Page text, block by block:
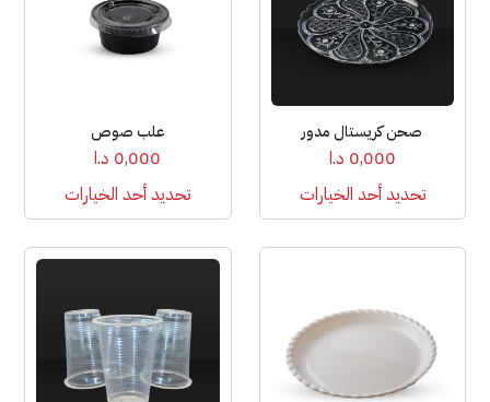
صحن كريستال مدور
0,000 د.ا
تحديد أحد الخيارات
الأشكال
المختلفة
اختيار
صفحة
المنتج
علب صوص
0,000 د.ا
تحديد أحد الخيارات
الأشكال
صفحة
المنتج
الأشكال
المختلفة